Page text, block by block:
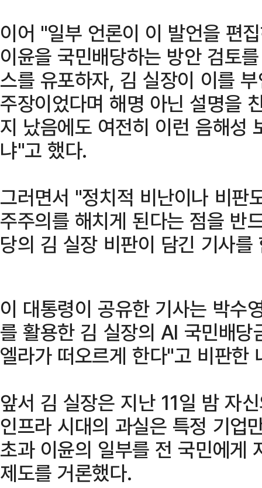
이어 "일부 언론이 이 발언을 편
이윤을 국민배당하는 방안 검토
스를 유포하자, 김 실장이 이를
주장이었다며 해명 아닌 설명을
지 났음에도 여전히 이런 음해성
냐"고 했다.
그러면서 "정치적 비난이나 비판
주주의를 해치게 된다는 점을 반
당의 김 실장 비판이 담긴 기사를
이 대통령이 공유한 기사는 박수
를 활용한 김 실장의 AI 국민배
엘라가 떠오르게 한다"고 비판한
앞서 김 실장은 지난 11일 밤 자
인프라 시대의 과실은 특정 기업
초과 이윤의 일부를 전 국민에게
제도를 거론했다.